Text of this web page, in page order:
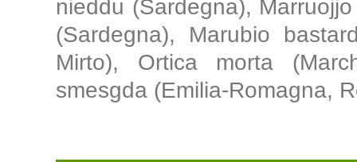
nieddu (Sardegna),
(Sardegna), Marubio
Mirto), Ortica morta
smesgda (Emilia-Romagna,